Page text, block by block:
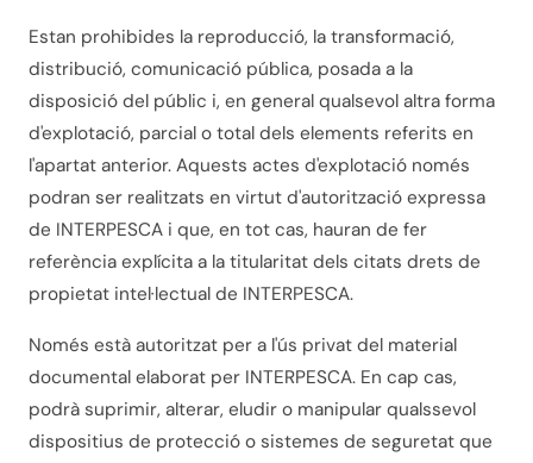
Estan prohibides la reproducció, la transformació,
distribució, comunicació pública, posada a la
disposició del públic i, en general qualsevol altra forma
d'explotació, parcial o total dels elements referits en
l'apartat anterior. Aquests actes d'explotació només
podran ser realitzats en virtut d'autorització expressa
de INTERPESCA i que, en tot cas, hauran de fer
referència explícita a la titularitat dels citats drets de
propietat intel·lectual de INTERPESCA.
Només està autoritzat per a l'ús privat del material
documental elaborat per INTERPESCA. En cap cas,
podrà suprimir, alterar, eludir o manipular qualssevol
dispositius de protecció o sistemes de seguretat que